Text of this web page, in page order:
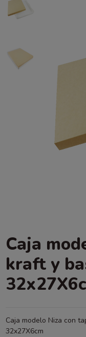
Caja
kraft y
Caja modelo Niza con
32x27X6cm